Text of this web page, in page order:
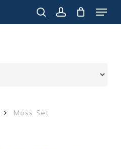
searchaccount
Menu
Moss Set